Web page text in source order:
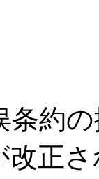
約
改正